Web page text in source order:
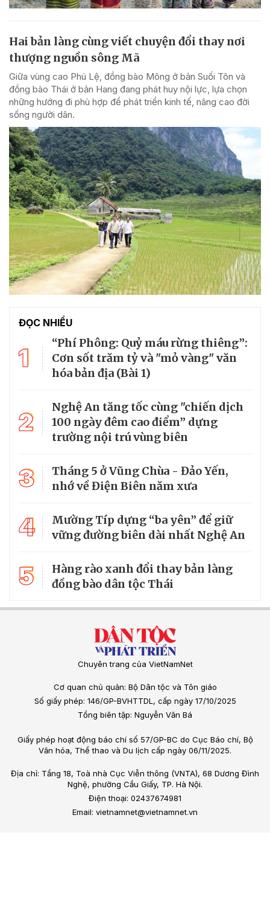
Hai bản làng cùng viết chuyện đổi thay nơi
thượng nguồn sông Mã
Giữa vùng cao Phú Lệ, đồng bào Mông ở bản Suối Tôn và
đồng bào Thái ở bản Hang đang phát huy nội lực, lựa chọn
những hướng đi phù hợp để phát triển kinh tế, nâng cao đời
sống người dân.
ĐỌC NHIỀU
1
“Phí Phông: Quỷ máu rừng thiêng”:
Cơn sốt trăm tỷ và "mỏ vàng" văn
hóa bản địa (Bài 1)
2
Nghệ An tăng tốc cùng "chiến dịch
100 ngày đêm cao điểm” dựng
trường nội trú vùng biên
3
Tháng 5 ở Vũng Chùa - Đảo Yến,
nhớ về Điện Biên năm xưa
4
Mường Típ dựng “ba yên” để giữ
vững đường biên dài nhất Nghệ An
5
Hàng rào xanh đổi thay bản làng
đồng bào dân tộc Thái
Chuyên trang của VietNamNet
Cơ quan chủ quản: Bộ Dân tộc và Tôn giáo
Số giấy phép: 146/GP-BVHTTDL, cấp ngày 17/10/2025
Tổng biên tập: Nguyễn Văn Bá
Giấy phép hoạt động báo chí số 57/GP-BC do Cục Báo chí, Bộ
Văn hóa, Thể thao và Du lịch cấp ngày 06/11/2025.
Địa chỉ: Tầng 18, Toà nhà Cục Viễn thông (VNTA), 68 Dương Đình
Nghệ, phường Cầu Giấy, TP. Hà Nội.
Điện thoại: 02437674981
Email: vietnamnet@vietnamnet.vn